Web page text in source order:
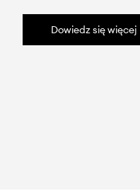
Dowiedz się więcej